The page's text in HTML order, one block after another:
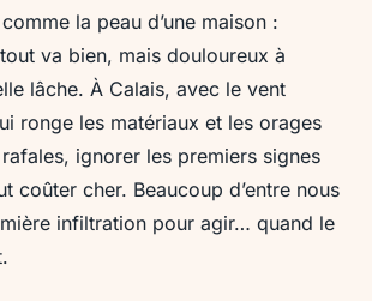
pour
un couvreur à
15:43 •7 min de lecture
la peau d’une maison :
va bien, mais douloureux à
lâche. À Calais, avec le vent
ronge les matériaux et les orages
ignorer les premiers signes
coûter cher. Beaucoup d’entre nous
infiltration pour agir… quand le